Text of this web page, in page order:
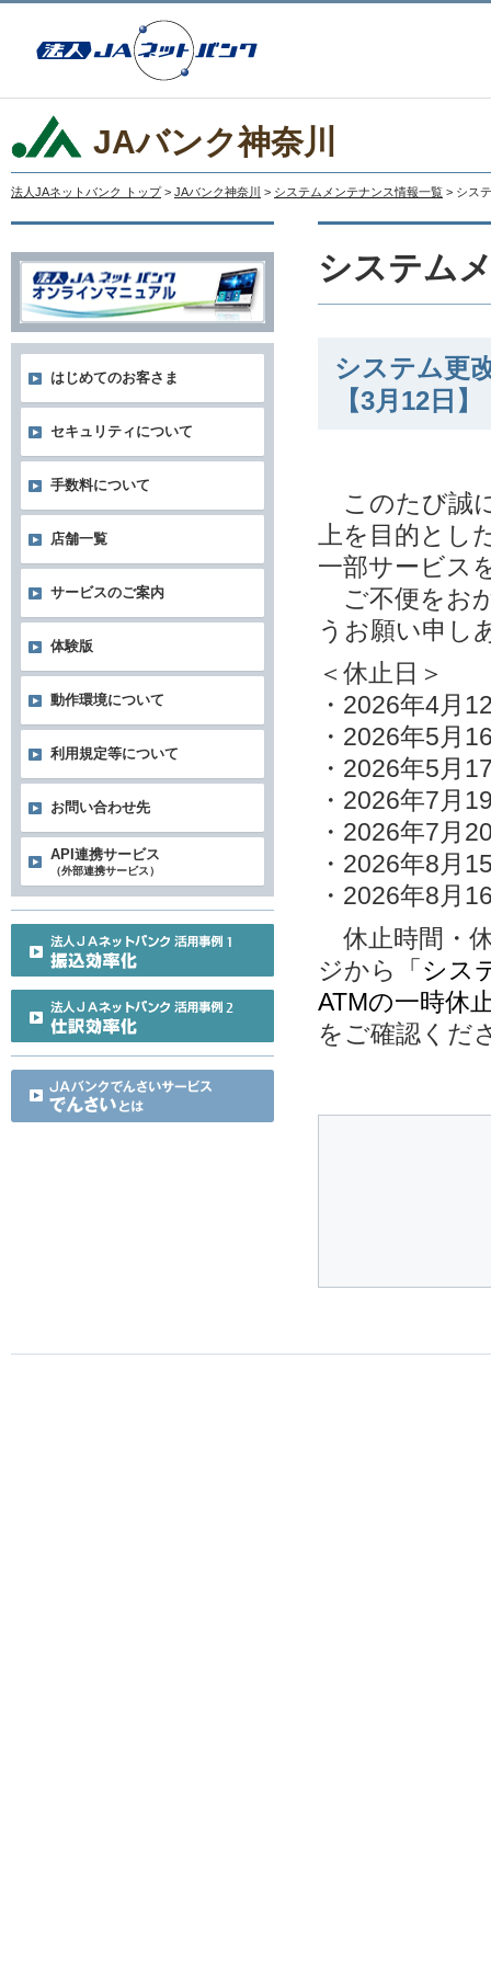
JAバンク神奈川
法人JAネットバンク トップ > JAバンク神奈川 > システムメンテナンス情報一覧 > シス
システム
システム更
【3月12日】
このたび誠
上を目的とし
一部サービス
ご不便をお
うお願い申し
＜休止日＞
・2026年4
・2026年5月
・2026年5月
・2026年7月
・2026年7月
・2026年8月
・2026年8月
休止時間・
ジから
「シ
ATMの一時休
をご確認くだ
はじめてのお客さま
セキュリティについて
手数料について
店舗一覧
サービスのご案内
体験版
動作環境について
利用規定等について
お問い合わせ先
API連携サービス
（外部連携サービス）